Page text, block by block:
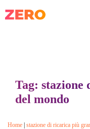
Tag:
del mondo
Home stazione di ricarica più